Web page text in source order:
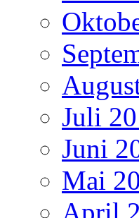
Juli
Juni
Mai